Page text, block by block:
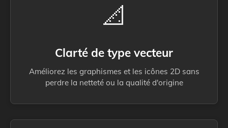
📐
Clarté de type vecteur
Améliorez les graphismes et les icônes 2D sans
perdre la netteté ou la qualité d'origine